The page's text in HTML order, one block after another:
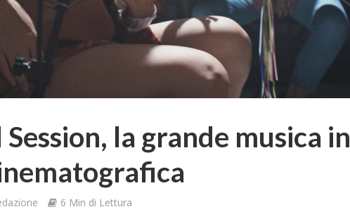
la grande musica in
6 Min di Lettura